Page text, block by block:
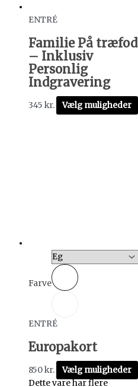
ENTRÉ
Familie På træfod
– Inklusiv
Personlig
Indgravering
345 kr. Vælg muligheder
Farve
ENTRÉ
Europakort
850kr.
Vælg muligheder
Dette vare har flere